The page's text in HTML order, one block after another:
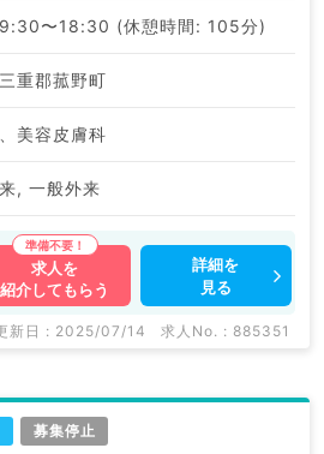
〜18:30 (休憩時間: 105分)
重郡菰野町
美容皮膚科
, 一般外来
求人を
紹介してもらう
詳細を
見る
新日 : 2025/07/14 求人No. : 885351
募集停止